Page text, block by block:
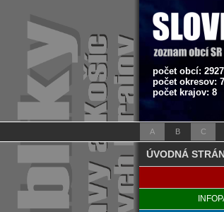
počet obcí: 2927
počet okresov:
počet krajov: 8
A B C
ÚVODNÁ